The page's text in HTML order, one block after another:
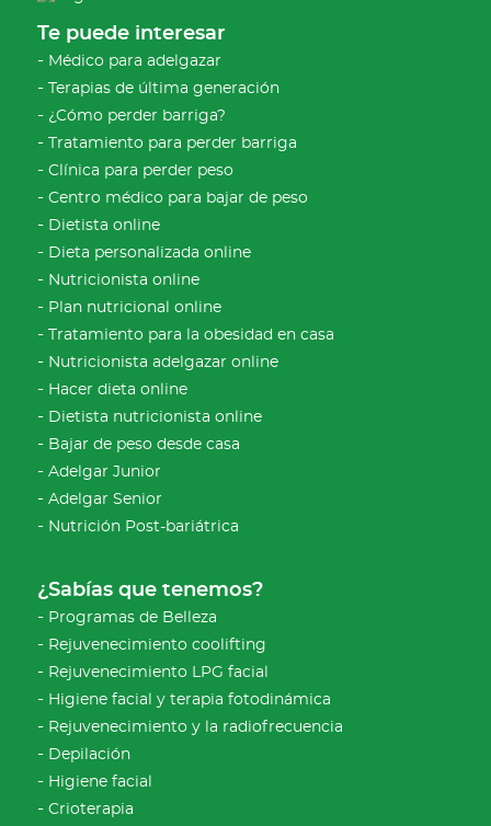
Te puede interesar
Médico para adelgazar
Terapias de última generación
¿Cómo perder barriga?
Tratamiento para perder barriga
Clínica para perder peso
Centro médico para bajar de peso
Dietista online
Dieta personalizada online
Nutricionista online
Plan nutricional online
Tratamiento para la obesidad en casa
Nutricionista adelgazar online
Hacer dieta online
Dietista nutricionista online
Bajar de peso desde casa
Adelgar Junior
Adelgar Senior
Nutrición Post-bariátrica
¿Sabías que tenemos?
Programas de Belleza
Rejuvenecimiento coolifting
Rejuvenecimiento LPG facial
Higiene facial y terapia fotodinámica
Rejuvenecimiento y la radiofrecuencia
Depilación
Higiene facial
Crioterapia